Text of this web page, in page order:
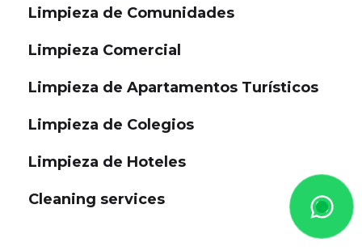
Limpieza de Comunidades
Limpieza Comercial
Limpieza de Apartamentos Turísticos
Limpieza de Colegios
Limpieza de Hoteles
Cleaning services